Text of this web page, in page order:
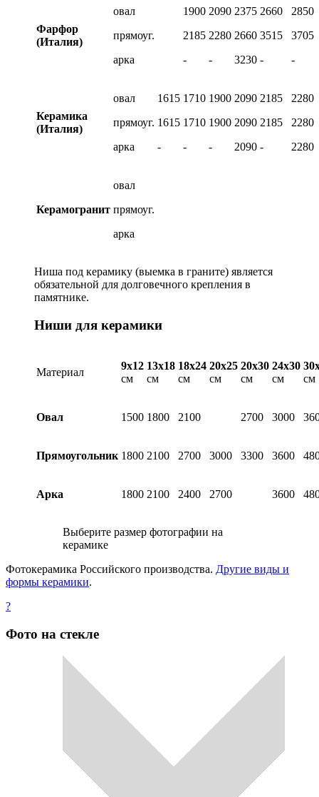
Фарфор
(Италия)
овал
прямоуг.
арка
1900
2185
-
2090
2280
-
2375
2660
3230
2660
3515
-
2850
3705
-
Керамика
(Италия)
овал
прямоуг.
арка
1615
1615
-
1710
1710
-
1900
1900
-
2090
2090
2090
2185
2185
-
2280
2280
2280
Керамогранит
овал
прямоуг.
арка
Ниша под керамику (выемка в граните) является
обязательной для долговечного крепления в
памятнике.
Ниши для керамики
Материал
9х12
см
13х18
см
18х24
см
20х25
см
20х30
см
24х30
см
см
Овал 1500 1800 2100 2700 3000
Прямоугольник 1800 2100 2700 3000 3300 3600
Арка 1800 2100 2400 2700 3600
Выберите размер фотографии на
керамике
Фотокерамика Российского производства. Другие виды и
формы керамики.
?
Фото на стекле